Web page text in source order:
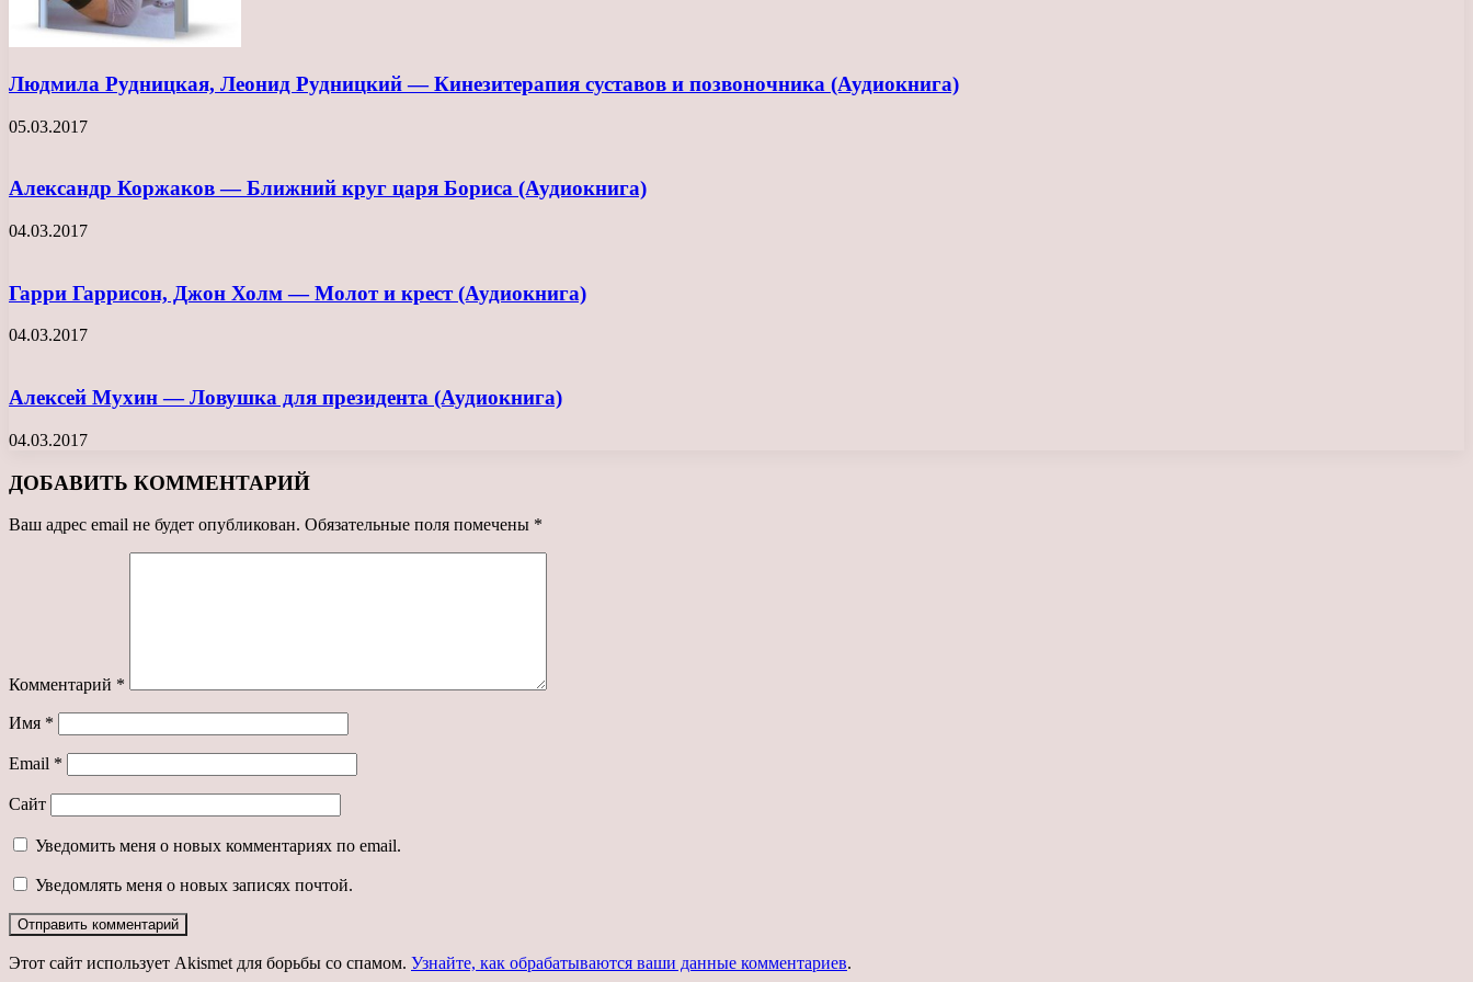
Людмила Рудницкая, Леонид Рудницкий — Кинезитерапия суставов и позвоночника (Аудиокнига)
05.03.2017
Александр Коржаков — Ближний круг царя Бориса (Аудиокнига)
04.03.2017
Гарри Гаррисон, Джон Холм — Молот и крест (Аудиокнига)
04.03.2017
Алексей Мухин — Ловушка для президента (Аудиокнига)
04.03.2017
ДОБАВИТЬ КОММЕНТАРИЙ
Ваш адрес email не будет опубликован. Обязательные поля помечены *
Комментарий *
Имя *
Email *
Сайт
Уведомить меня о новых комментариях по email.
Уведомлять меня о новых записях почтой.
Этот сайт использует Akismet для борьбы со спамом. Узнайте, как обрабатываются ваши данные комментариев.